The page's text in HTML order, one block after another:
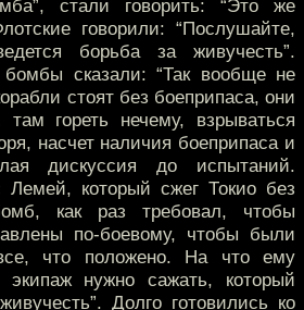
стали говорить: “Это же
говорили: “Послушайте,
борьба за живучесть”.
сказали: “Так вообще не
стоят без боеприпаса, они
гореть нечему, взрываться
насчет наличия боеприпаса и
дискуссия до испытаний.
Лемей, который сжег Токио без
как раз требовал, чтобы
по-боевому, чтобы были
что положено. На что ему
экипаж нужно сажать, который
Долго готовились ко